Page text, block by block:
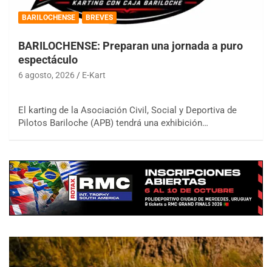
BARILOCHENSE BREVES
BARILOCHENSE: Preparan una jornada a puro
espectáculo
6 agosto, 2026 E-Kart
El karting de la Asociación Civil, Social y Deportiva de
Pilotos Bariloche (APB) tendrá una exhibición…